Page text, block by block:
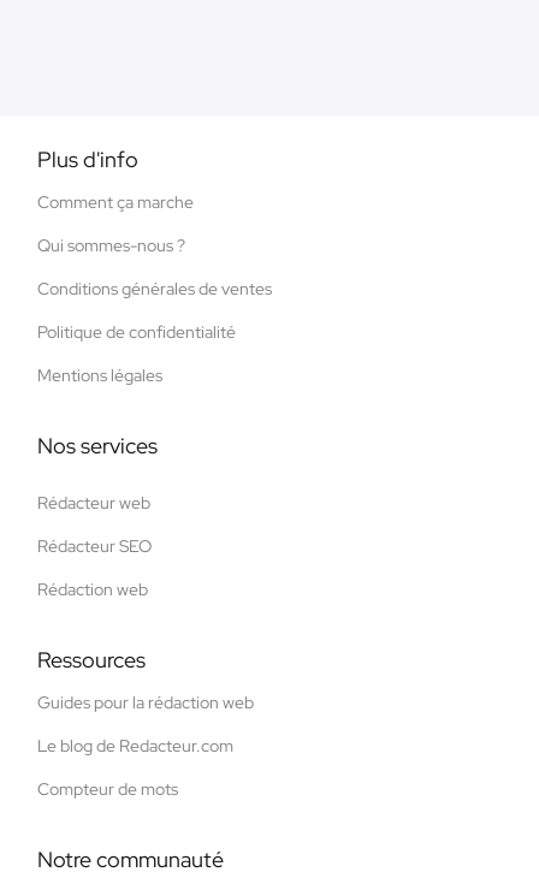
Plus d'info
Comment ça marche
Qui sommes-nous ?
Conditions générales de ventes
Politique de confidentialité
Mentions légales
Nos services
Rédacteur web
Rédacteur SEO
Rédaction web
Ressources
Guides pour la rédaction web
Le blog de Redacteur.com
Compteur de mots
Notre communauté